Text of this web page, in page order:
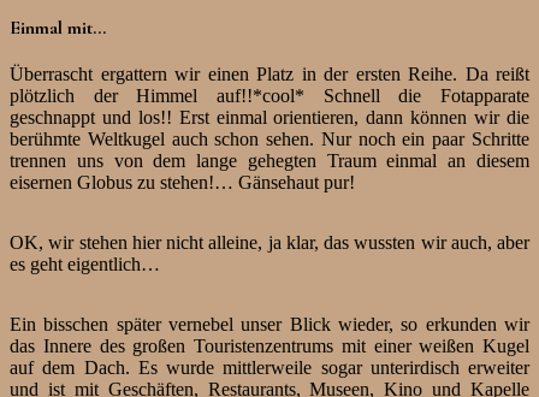
Einmal mit…
Überrascht ergattern wir einen Platz in der ersten Reihe. Da reißt
plötzlich der Himmel auf!!*cool* Schnell die Fotapparate
geschnappt und los!! Erst einmal orientieren, dann können wir die
berühmte Weltkugel auch schon sehen. Nur noch ein paar Schritte
trennen uns von dem lange gehegten Traum einmal an diesem
eisernen Globus zu stehen!… Gänsehaut pur!
OK, wir stehen hier nicht alleine, ja klar, das wussten wir auch, aber
es geht eigentlich…
Ein bisschen später vernebel unser Blick wieder, so erkunden wir
das Innere des großen Touristenzentrums mit einer weißen Kugel
auf dem Dach. Es wurde mittlerweile sogar unterirdisch erweiter
und ist mit Geschäften, Restaurants, Museen, Kino und Kapelle